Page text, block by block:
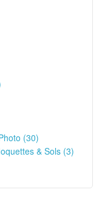
(30)
& Sols (3)